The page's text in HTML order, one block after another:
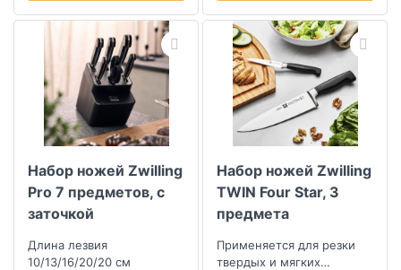
Набор ножей Zwilling
Pro 7 предметов, с
заточкой
Длина лезвия
10/13/16/20/20 см
Набор ножей Zwilling
TWIN Four Star, 3
предмета
Применяется для резки
твердых и мягких